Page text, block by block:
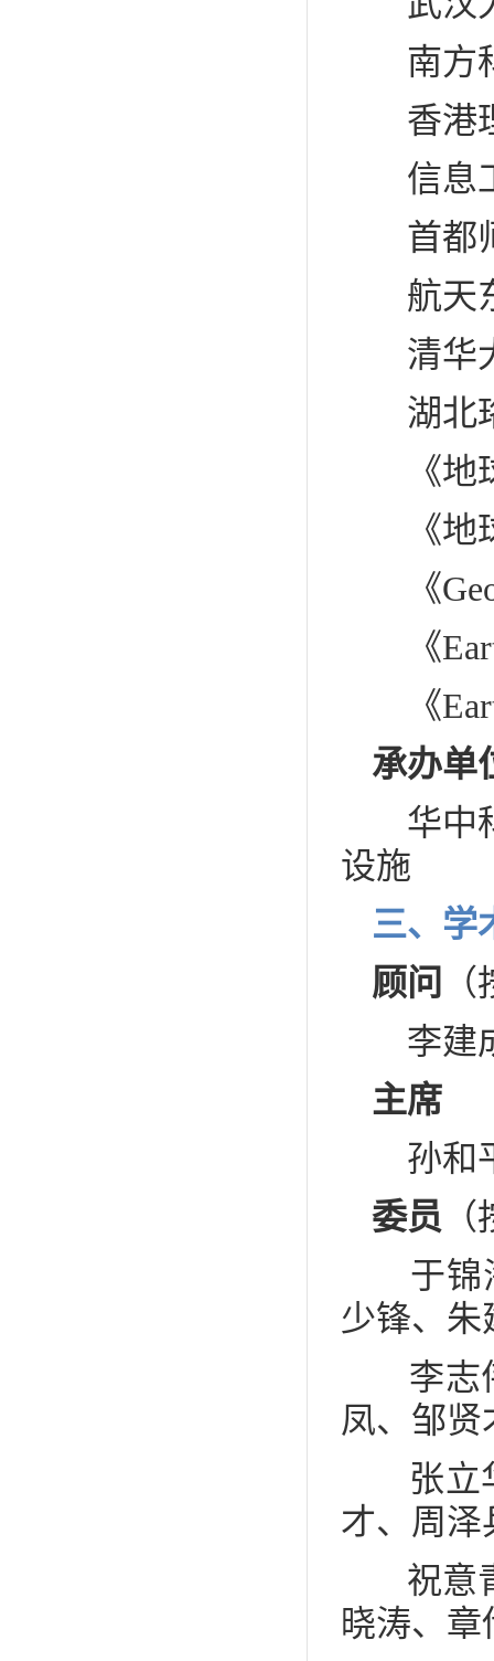
南方
香港
信息
首都
航天
清华
湖北
《地
《地
《
《
《
承办单
华中
设施
三、学
顾问
李建
主席
孙和
委员
于锦
少锋、朱
李志
凤、邹贤
张立
才、周泽
祝意
晓涛、